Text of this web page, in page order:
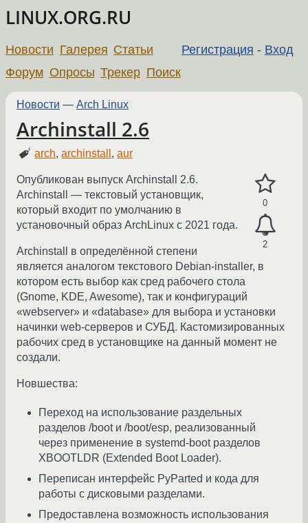
LINUX.ORG.RU
Регистрация - Вход
Новости Галерея Статьи
Форум Опросы Трекер Поиск
Новости — Arch Linux
Archinstall 2.6
arch,archinstall ,aur
0
2
Опубликован выпуск Archinstall 2.6.
Archinstall — текстовый установщик,
который входит по умолчанию в
установочный образ ArchLinux с 2021 года.
Archinstall в определённой степени
является аналогом текстового Debian-installer, в
котором есть выбор как сред рабочего стола
(Gnome, KDE, Awesome), так и конфигураций
«webserver» и «database» для выбора и установки
начинки web-серверов и СУБД. Кастомизированных
рабочих сред в установщике на данный момент не
создали.
Новшества:
Переход на использование раздельных
разделов /boot и /boot/esp, реализованный
через применение в systemd-boot разделов
XBOOTLDR (Extended Boot Loader).
Переписан интерфейс PyParted и кода для
работы с дисковыми разделами.
Предоставлена возможность использования